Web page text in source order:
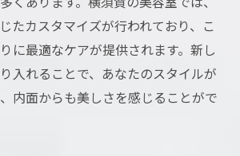
たカスタマイズが行われており、こ
に最適なケアが提供されます。新し
入れることで、あなたのスタイルが
内面からも美しさを感じることがで